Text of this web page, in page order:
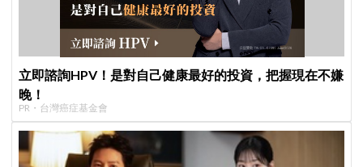
立即諮詢HPV！是對自己健康最好的投資，把握現在不嫌
晚！
PR・台灣癌症基金會